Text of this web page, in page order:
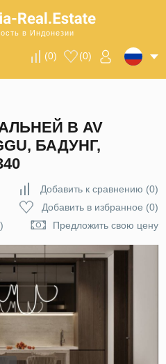
в Индонезии
(0) (0)
В AV
БАДУНГ,
Добавить к сравнению (0)
Добавить в избранное (0)
Предложить свою цену